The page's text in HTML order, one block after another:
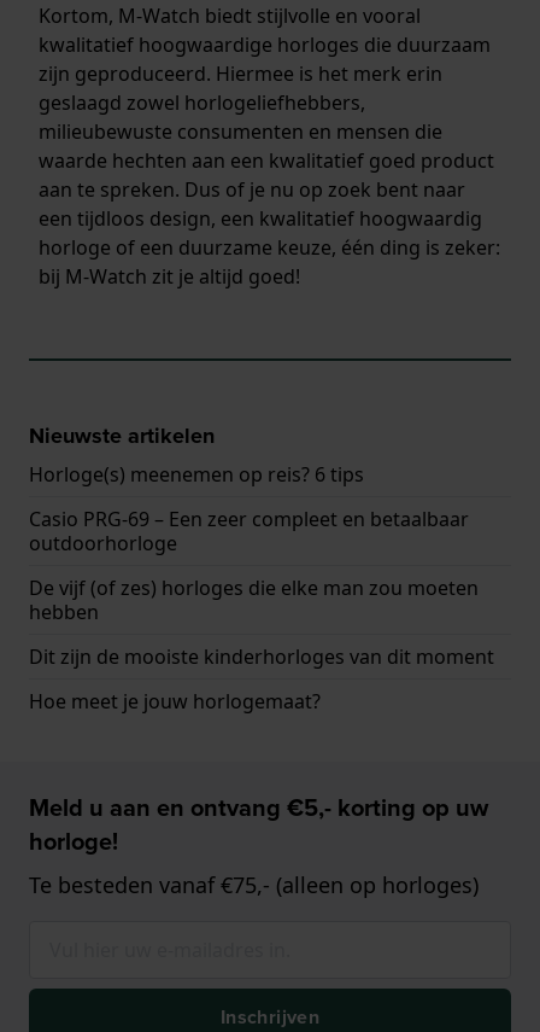
Kortom, M-Watch biedt stijlvolle en vooral
kwalitatief hoogwaardige horloges die duurzaam
zijn geproduceerd. Hiermee is het merk erin
geslaagd zowel horlogeliefhebbers,
milieubewuste consumenten en mensen die
waarde hechten aan een kwalitatief goed product
aan te spreken. Dus of je nu op zoek bent naar
een tijdloos design, een kwalitatief hoogwaardig
horloge of een duurzame keuze, één ding is zeker:
bij M-Watch zit je altijd goed!
Nieuwste artikelen
Horloge(s) meenemen op reis? 6 tips
Casio PRG-69 – Een zeer compleet en betaalbaar
outdoorhorloge
De vijf (of zes) horloges die elke man zou moeten
hebben
Dit zijn de mooiste kinderhorloges van dit moment
Hoe meet je jouw horlogemaat?
Meld u aan en ontvang €5,- korting op uw
horloge!
Te besteden vanaf €75,- (alleen op horloges)
Inschrijven